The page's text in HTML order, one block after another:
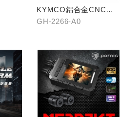
KYMCO鋁合金CNC減
震手機架
GH-2266-A0